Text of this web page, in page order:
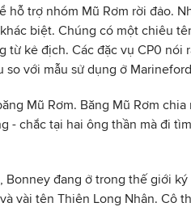
hỗ trợ nhóm Mũ Rơm rời đảo.
biệt. Chúng có một chiêu
từ kẻ địch. Các đặc vụ CP0 nói
so với mẫu sử dụng ở
Mũ Rơm. Băng Mũ Rơm
- chắc tại hai ông thần mà đi
Bonney đang ở trong thế giới ký
vài tên Thiên Long Nhân. Cô